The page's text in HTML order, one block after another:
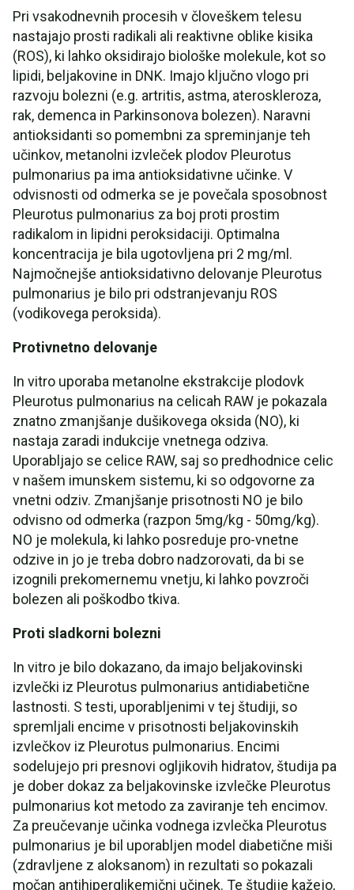
Pri vsakodnevnih procesih v človeškem telesu
nastajajo prosti radikali ali reaktivne oblike kisika
(ROS), ki lahko oksidirajo biološke molekule, kot so
lipidi, beljakovine in DNK. Imajo ključno vlogo pri
razvoju bolezni (e.g. artritis, astma, ateroskleroza,
rak, demenca in Parkinsonova bolezen). Naravni
antioksidanti so pomembni za spreminjanje teh
učinkov, metanolni izvleček plodov Pleurotus
pulmonarius pa ima antioksidativne učinke. V
odvisnosti od odmerka se je povečala sposobnost
Pleurotus pulmonarius za boj proti prostim
radikalom in lipidni peroksidaciji. Optimalna
koncentracija je bila ugotovljena pri 2 mg/ml.
Najmočnejše antioksidativno delovanje Pleurotus
pulmonarius je bilo pri odstranjevanju ROS
(vodikovega peroksida).
Protivnetno delovanje
In vitro uporaba metanolne ekstrakcije plodovk
Pleurotus pulmonarius na celicah RAW je pokazala
znatno zmanjšanje dušikovega oksida (NO), ki
nastaja zaradi indukcije vnetnega odziva.
Uporabljajo se celice RAW, saj so predhodnice celic
v našem imunskem sistemu, ki so odgovorne za
vnetni odziv. Zmanjšanje prisotnosti NO je bilo
odvisno od odmerka (razpon 5mg/kg - 50mg/kg).
NO je molekula, ki lahko posreduje pro-vnetne
odzive in jo je treba dobro nadzorovati, da bi se
izognili prekomernemu vnetju, ki lahko povzroči
bolezen ali poškodbo tkiva.
Proti sladkorni bolezni
In vitro je bilo dokazano, da imajo beljakovinski
izvlečki iz Pleurotus pulmonarius antidiabetične
lastnosti. S testi, uporabljenimi v tej študiji, so
spremljali encime v prisotnosti beljakovinskih
izvlečkov iz Pleurotus pulmonarius. Encimi
sodelujejo pri presnovi ogljikovih hidratov, študija pa
je dober dokaz za beljakovinske izvlečke Pleurotus
pulmonarius kot metodo za zaviranje teh encimov.
Za preučevanje učinka vodnega izvlečka Pleurotus
pulmonarius je bil uporabljen model diabetične miši
(zdravljene z aloksanom) in rezultati so pokazali
močan antihiperglikemični učinek. Te študije kažejo,